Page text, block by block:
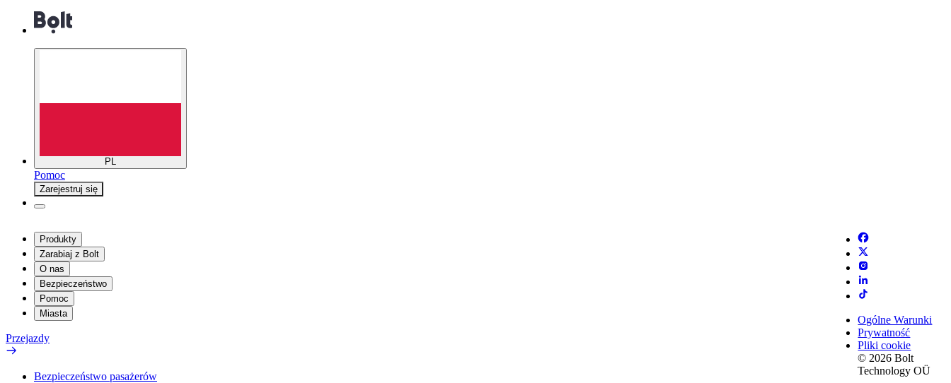
PL
Pomoc
Zarejestruj się
Produkty
Zarabiaj z Bolt
O nas
Bezpieczeństwo
Pomoc
Miasta
Przejazdy
Bezpieczeństwo pasażerów
Ogólne Warunki
Prywatność
Pliki cookie
© 2026 Bolt
Technology OÜ